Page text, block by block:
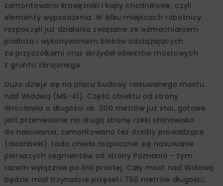
zamontowano krawężniki i kapy chodnikowe, czyli
elementy wyposażenia. W kilku miejscach robotnicy
rozpoczęli już działania związane ze wzmacnianiem
podłoża i wykonywaniem bloków odciążających
za przyczółkami oraz skrzydeł obiektów mostowych
z gruntu zbrojonego.
Dużo dzieje się na placu budowy nasuwanego mostu
nad Widawą (MS-41). Część obiektu od strony
Wrocławia o długości ok. 300 metrów już stoi, gotowe
jest przeniesione na drugą stronę rzeki stanowisko
do nasuwania, zamontowano też dzioby prowadzące
(awanbeki). Lada chwila rozpocznie się nasuwanie
pierwszych segmentów od strony Poznania – tym
razem wyłącznie po linii prostej. Cały most nad Widawą
będzie miał trzynaście przęseł i 750 metrów długości,